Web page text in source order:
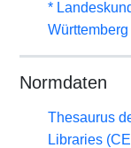
*
Normdaten
Thesaurus
Libraries